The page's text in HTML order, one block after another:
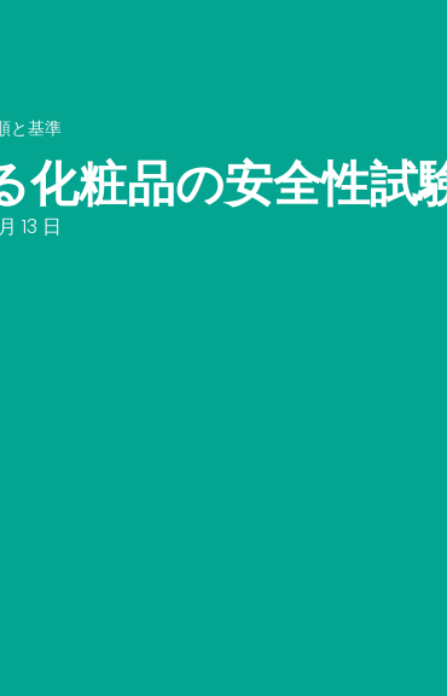
と基準
化粧品の安全性試
13 日